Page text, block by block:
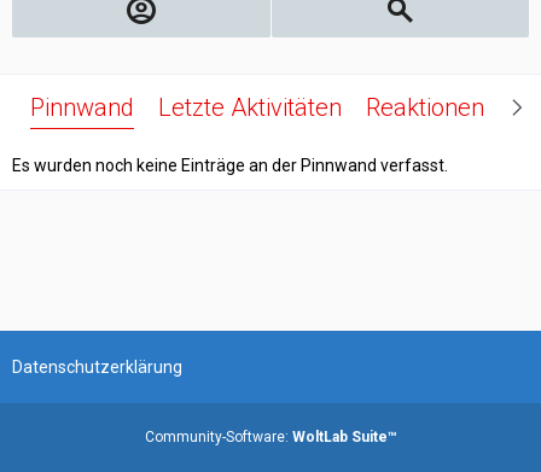
Pinnwand Letzte Aktivitäten Reaktionen
Es wurden noch keine Einträge an der Pinnwand verfasst.
Datenschutzerklärung
Community-Software: WoltLab Suite™